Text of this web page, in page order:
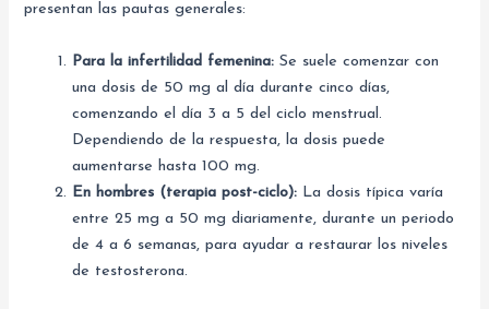
presentan las pautas generales:
Para la infertilidad femenina: Se suele comenzar con
una dosis de 50 mg al día durante cinco días,
comenzando el día 3 a 5 del ciclo menstrual.
Dependiendo de la respuesta, la dosis puede
aumentarse hasta 100 mg.
En hombres (terapia post-ciclo): La dosis típica varía
entre 25 mg a 50 mg diariamente, durante un periodo
de 4 a 6 semanas, para ayudar a restaurar los niveles
de testosterona.